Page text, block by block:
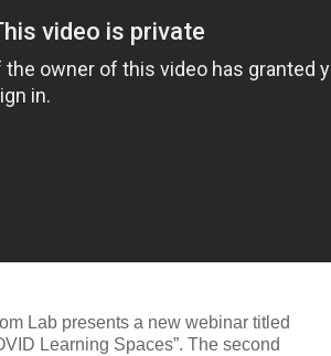
Lab presents a new webinar titled
Learning Spaces”. The second